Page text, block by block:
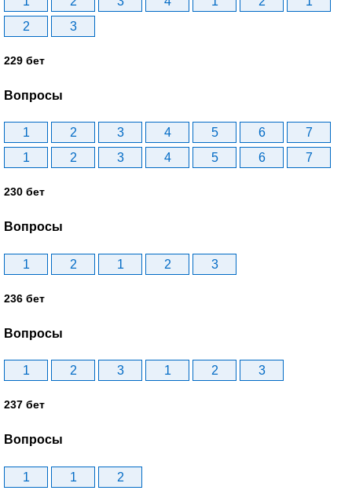
2
3
229 бет
Вопросы
1 2 3 4 5 6
7
1
2 3 4 5 6 7
230 бет
Вопросы
1 2 1 2 3
236 бет
Вопросы
1 2 3 1 2 3
237 бет
Вопросы
1 1 2